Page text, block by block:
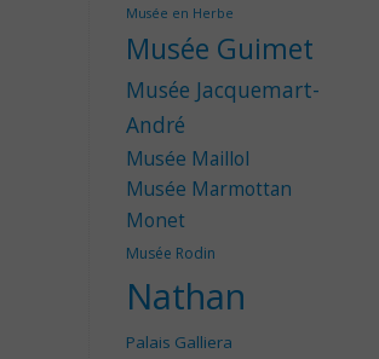
Musée en Herbe
Musée Guimet
Musée Jacquemart-
André
Musée Maillol
Musée Marmottan
Monet
Musée Rodin
Nathan
Palais Galliera